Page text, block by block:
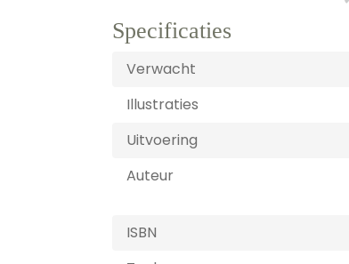
Specificaties
Verwacht
Illustraties
Uitvoering
Auteur
ISBN